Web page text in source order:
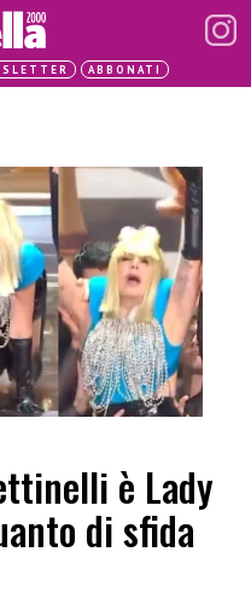
ABBONATI
è Lady
di sfida